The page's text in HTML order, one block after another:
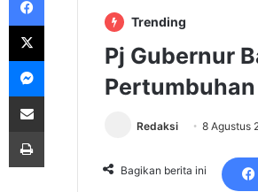
Trending
Pj Gubernur
Redaksi 8 Agustus
Bagikan berita ini
Messenger